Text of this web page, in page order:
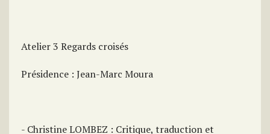
Atelier 3 Regards croisés
Présidence : Jean-Marc Moura
- Christine LOMBEZ : Critique, traduction et